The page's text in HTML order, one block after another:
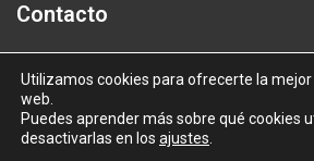
Contacto
Polígono Industrial "A Granxa"- Paralela
informacion@aluporta.com
Tel: +34 986 337 787 - Fax: +34 986 337
Utilizamos cookies para ofrecerte la
web.
Puedes aprender más sobre qué cookies
desactivarlas en los ajustes